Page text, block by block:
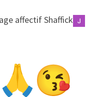
affectif Shaffick